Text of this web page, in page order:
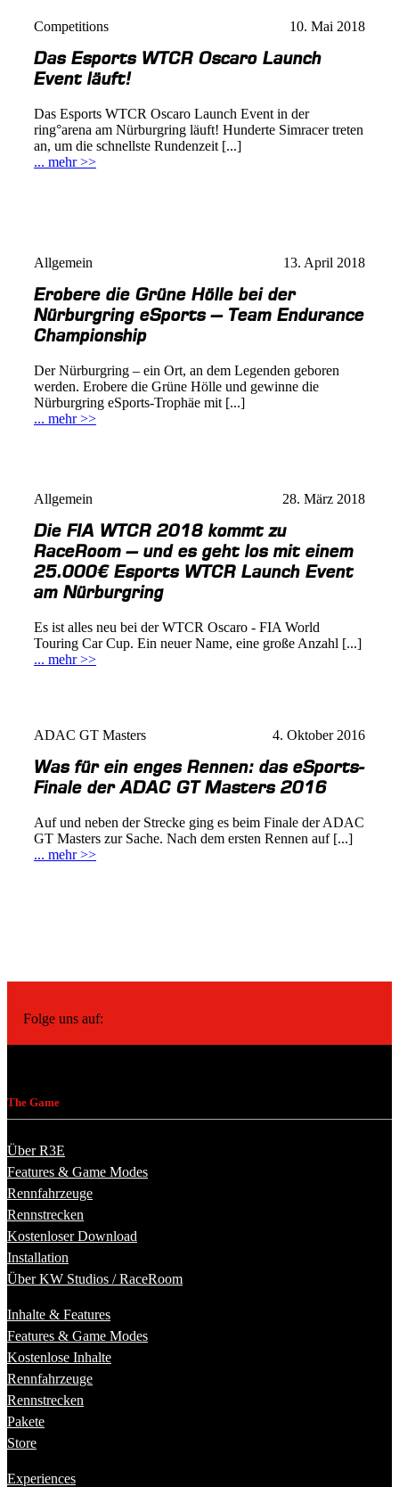
Competitions 10. Mai 2018
Das Esports WTCR Oscaro Launch
Event läuft!
Das Esports WTCR Oscaro Launch Event in der
ring°arena am Nürburgring läuft! Hunderte Simracer treten
an, um die schnellste Rundenzeit [...]
... mehr >>
Allgemein 13. April 2018
Erobere die Grüne Hölle bei der
Nürburgring eSports – Team Endurance
Championship
Der Nürburgring – ein Ort, an dem Legenden geboren
werden. Erobere die Grüne Hölle und gewinne die
Nürburgring eSports-Trophäe mit [...]
... mehr >>
Allgemein 28. März 2018
Die FIA WTCR 2018 kommt zu
RaceRoom – und es geht los mit einem
25.000€ Esports WTCR Launch Event
am Nürburgring
Es ist alles neu bei der WTCR Oscaro - FIA World
Touring Car Cup. Ein neuer Name, eine große Anzahl [...]
... mehr >>
ADAC GT Masters 4. Oktober 2016
Was für ein enges Rennen: das eSports-
Finale der ADAC GT Masters 2016
Auf und neben der Strecke ging es beim Finale der ADAC
GT Masters zur Sache. Nach dem ersten Rennen auf [...]
... mehr >>
Folge uns auf:
The Game
Über R3E
Features & Game Modes
Rennfahrzeuge
Rennstrecken
Kostenloser Download
Installation
Über KW Studios / RaceRoom
Inhalte & Features
Features & Game Modes
Kostenlose Inhalte
Rennfahrzeuge
Rennstrecken
Pakete
Store
Experiences